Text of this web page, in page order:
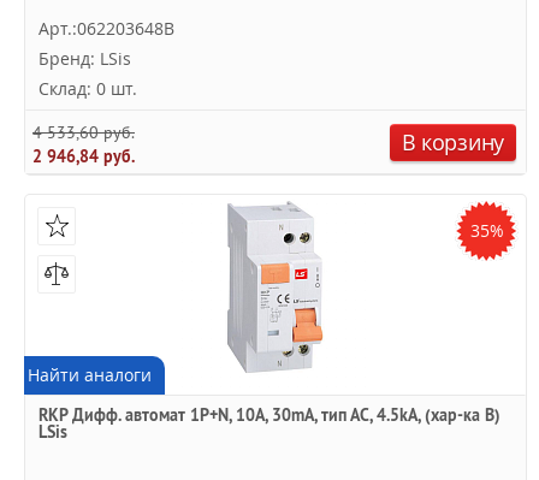
Арт.:062203648B
Бренд: LSis
Склад: 0 шт.
4 533,60 руб.
2 946,84 руб.
В корзину
35%
Найти аналоги
RKP Дифф. автомат 1P+N, 10A, 30mA, тип АC, 4.5kA, (хар-ка B)
LSis